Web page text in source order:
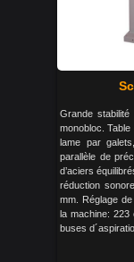
Grande
monobloc.
lame par
parallèle de
d’aciers
réduction
mm. Réglage
la machine: 223
buses